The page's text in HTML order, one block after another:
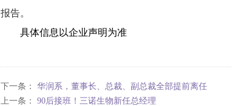
报告。
具体信息以企业声明为准
下一条： 华润系，董事长、总裁、副总裁全部提前离任
上一条： 90后接班！三诺生物新任总经理